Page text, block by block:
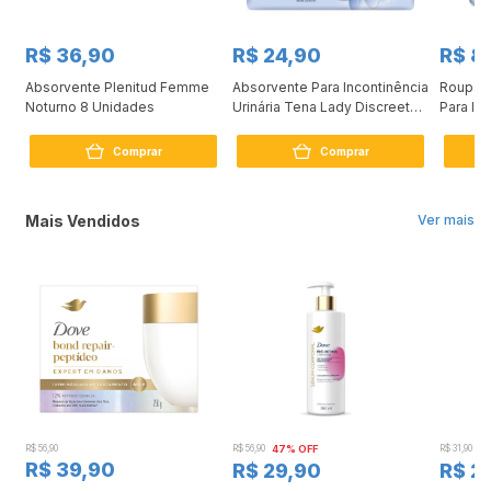
R$ 36,90
Absorvente Plenitud Femme
Noturno 8 Unidades
Comprar
R$ 24,90
Absorvente Para Incontinência
Urinária Tena Lady Discreet
Comprar
R$
Roupa
Para
Ver mais
Mais Vendidos
R$ 56,90
R$ 39,90
R$ 56,90 47% OFF
R$ 29,90
R$ 31,90
R$